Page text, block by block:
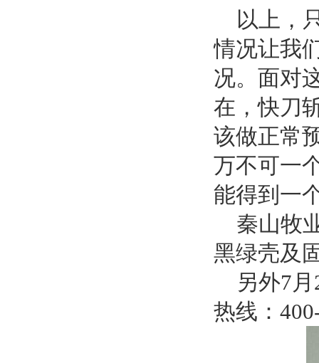
以上，
情况让我
况。面对
在，快刀
该做正常
万不可一
能得到一
秦山牧
黑绿壳及
另外7月
热线：